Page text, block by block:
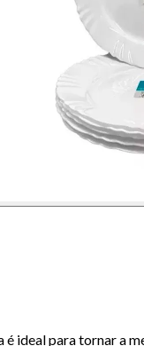
ideal para tornar a